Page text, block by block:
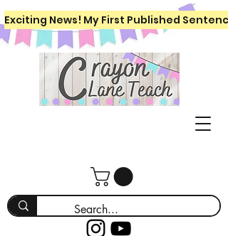
Exciting News! My First Published